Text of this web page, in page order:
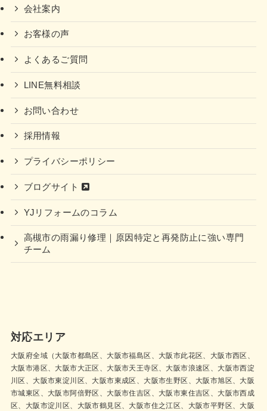
会社案内
お客様の声
よくあるご質問
LINE無料相談
お問い合わせ
採用情報
プライバシーポリシー
ブログサイト
YJリフォームのコラム
高槻市の雨漏り修理｜原因特定と再発防止に強い専門
チーム
対応エリア
大阪府全域（大阪市都島区、大阪市福島区、大阪市此花区、大阪市西区、
大阪市港区、大阪市大正区、大阪市天王寺区、大阪市浪速区、大阪市西淀
川区、大阪市東淀川区、大阪市東成区、大阪市生野区、大阪市旭区、大阪
市城東区、大阪市阿倍野区、大阪市住吉区、大阪市東住吉区、大阪市西成
区、大阪市淀川区、大阪市鶴見区、大阪市住之江区、大阪市平野区、大阪